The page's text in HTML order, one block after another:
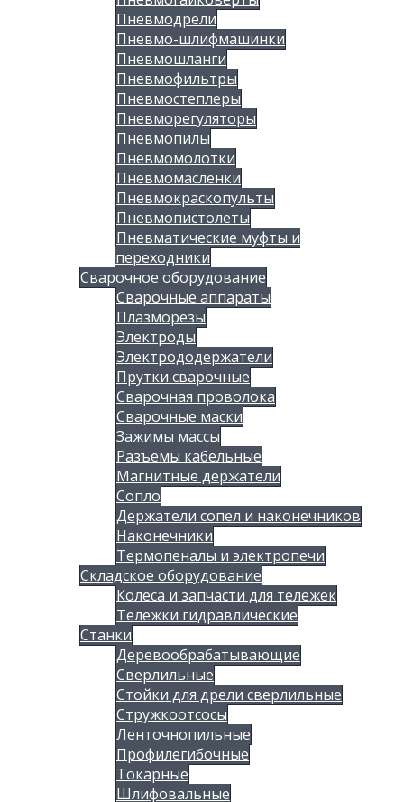
Пневмодрели
Пневмо-шлифмашинки
Пневмошланги
Пневмофильтры
Пневмостеплеры
Пневморегуляторы
Пневмопилы
Пневмомолотки
Пневмомасленки
Пневмокраскопульты
Пневмопистолеты
Пневматические муфты и
переходники
Сварочное оборудование
Сварочные аппараты
Плазморезы
Электроды
Электрододержатели
Прутки сварочные
Сварочная проволока
Сварочные маски
Зажимы массы
Разъемы кабельные
Магнитные держатели
Сопло
Держатели сопел и наконечников
Наконечники
Термопеналы и электропечи
Складское оборудование
Колеса и запчасти для тележек
Тележки гидравлические
Станки
Деревообрабатывающие
Сверлильные
Стойки для дрели сверлильные
Стружкоотсосы
Ленточнопильные
Профилегибочные
Токарные
Шлифовальные